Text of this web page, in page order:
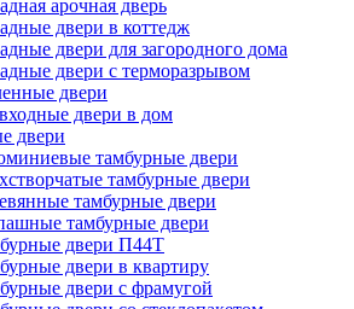
арочная дверь
двери в коттедж
двери для загородного дома
двери с терморазрывом
двери
двери в дом
двери
тамбурные двери
тамбурные двери
тамбурные двери
тамбурные двери
двери П44Т
двери в квартиру
двери с фрамугой